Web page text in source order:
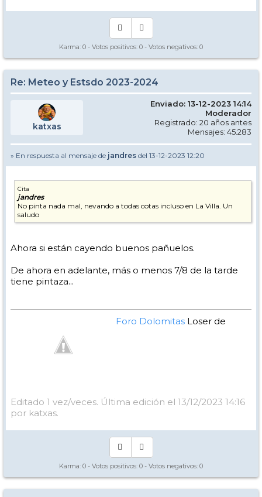
Karma: 0 - Votos positivos: 0 - Votos negativos: 0
Re: Meteo y Estsdo 2023-2024
katxas
Enviado: 13-12-2023 14:14
Moderador
Registrado: 20 años antes
Mensajes: 45.283
» En respuesta al mensaje de jandres del 13-12-2023 12:20
Cita
jandres
No pinta nada mal, nevando a todas cotas incluso en La Villa. Un
saludo
Ahora si están cayendo buenos pañuelos.
De ahora en adelante, más o menos 7/8 de la tarde
tiene pintaza...
Foro DolomitasLoser de
Editado 1 vez/veces. Última edición el 13/12/2023 14:16
por katxas.
Karma: 0 - Votos positivos: 0 - Votos negativos: 0